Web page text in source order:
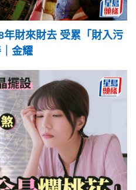
年財來財去 受累「財入污
金耀